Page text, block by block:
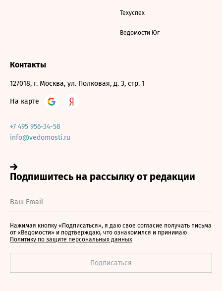
Техуспех
Ведомости Юг
Контакты
127018, г. Москва, ул. Полковая, д. 3, стр. 1
На карте
+7 495 956-34-58
info@vedomosti.ru
Нажимая кнопку «Подписаться», я даю свое согласие получать письма
от «Ведомости» и подтверждаю, что ознакомился и принимаю
Политику по защите персональных данных